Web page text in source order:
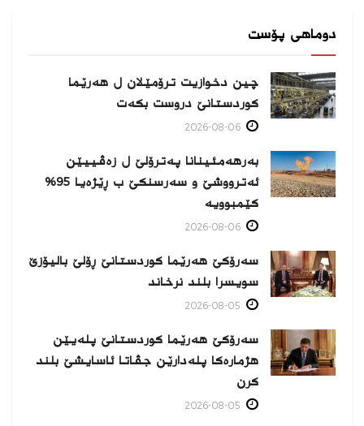
دوماهی پۆست
چین دخوازیت ترۆمێلان ل هەرێما
كوردستانێ دروست بكەت
بەرهەمئینانا په‌ترۆلێ ل زه‌ڤییێن
ئەترووشێ و سەرسنكێ ب ڕێژەیا 95%
كێمبوویە
سەرۆکێ هەرێما کوردستانێ ڕۆلێ بالیۆزێ
سویسرا بلند نرخاند
سەرۆکێ هەرێما کوردستانێ پلەیێن
هژمارەكا پلەدارێن جڤاتا ئاسایشێ بلند
كرن